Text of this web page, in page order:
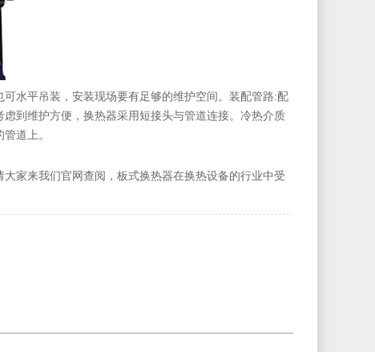
水平吊装，安装现场要有足够的维护空间。装配管路:配
到维护方便，换热器采用短接头与管道连接。冷热介质
道上。
家来我们官网查阅，板式换热器在换热设备的行业中受